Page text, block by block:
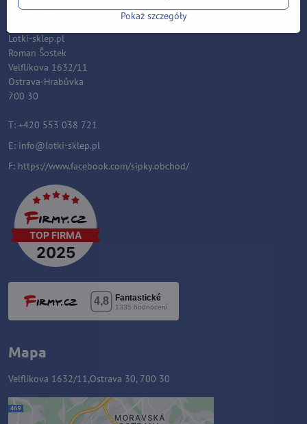
Kontakt
Lotki-sklep.pl
Roman Šostek
Velflíkova 1632/11
Ostrava-Hrabůvka
700 30
T: +420 553 038 721
E: info@lotki-sklep.pl
F: https://www.facebook.com/sipky.obchod/
Mapa
Velflíkova 1632/11,Ostrava 30, 700 30
Pokaż szczegóły